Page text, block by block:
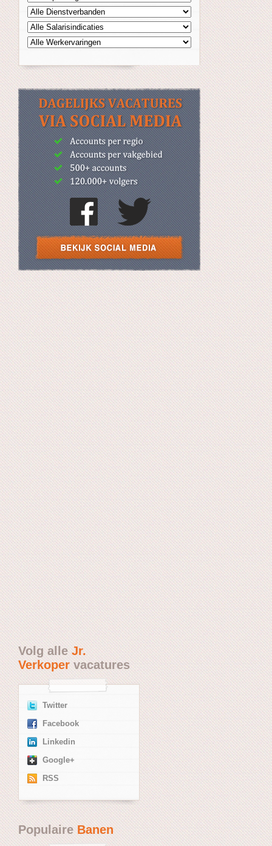
Volg alleJr.
Verkoper vacatures
Twitter
Facebook
Linkedin
Google+
RSS
PopulaireBanen